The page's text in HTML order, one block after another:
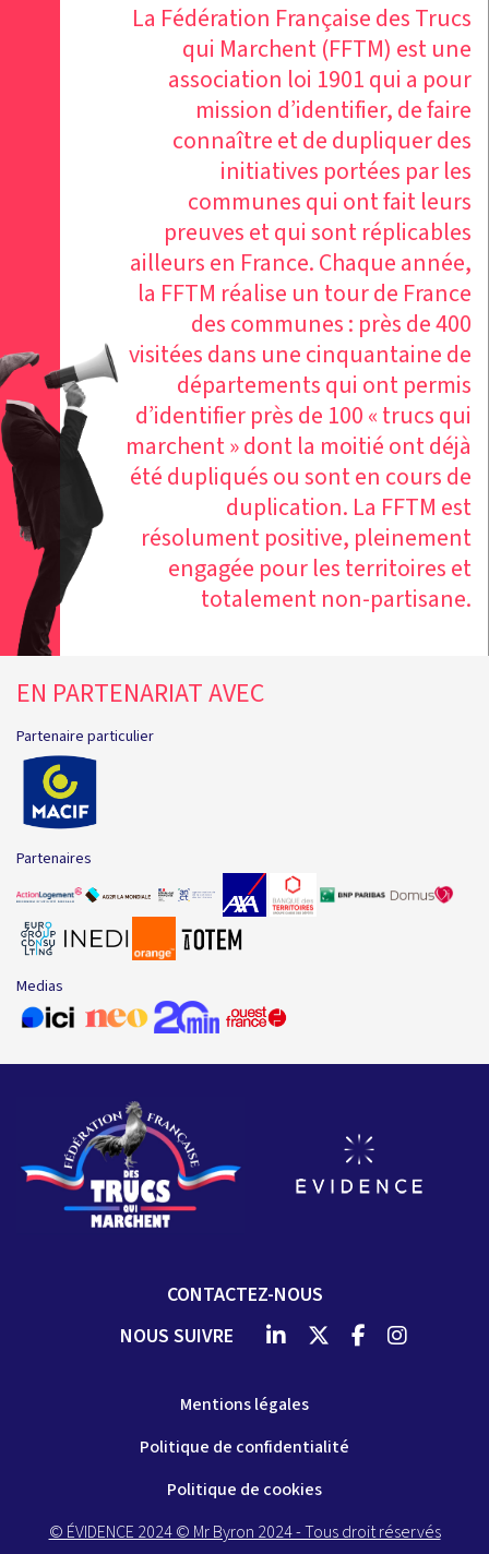
La Fédération Française des Trucs
qui Marchent (FFTM) est une
association loi 1901 qui a pour
mission d’identifier, de faire
connaître et de dupliquer des
initiatives portées par les
communes qui ont fait leurs
preuves et qui sont réplicables
ailleurs en France. Chaque année,
la FFTM réalise un tour de France
des communes : près de 400
visitées dans une cinquantaine de
départements qui ont permis
d’identifier près de 100 « trucs qui
marchent » dont la moitié ont déjà
été dupliqués ou sont en cours de
duplication. La FFTM est
résolument positive, pleinement
engagée pour les territoires et
totalement non-partisane.
EN PARTENARIAT AVEC
Partenaire particulier
Partenaires
Medias
Mentions légales
Politique de confidentialité
Politique de cookies
© ÉVIDENCE 2024 © Mr Byron 2024 - Tous droit réservés
CONTACTEZ-NOUS
NOUS SUIVRE